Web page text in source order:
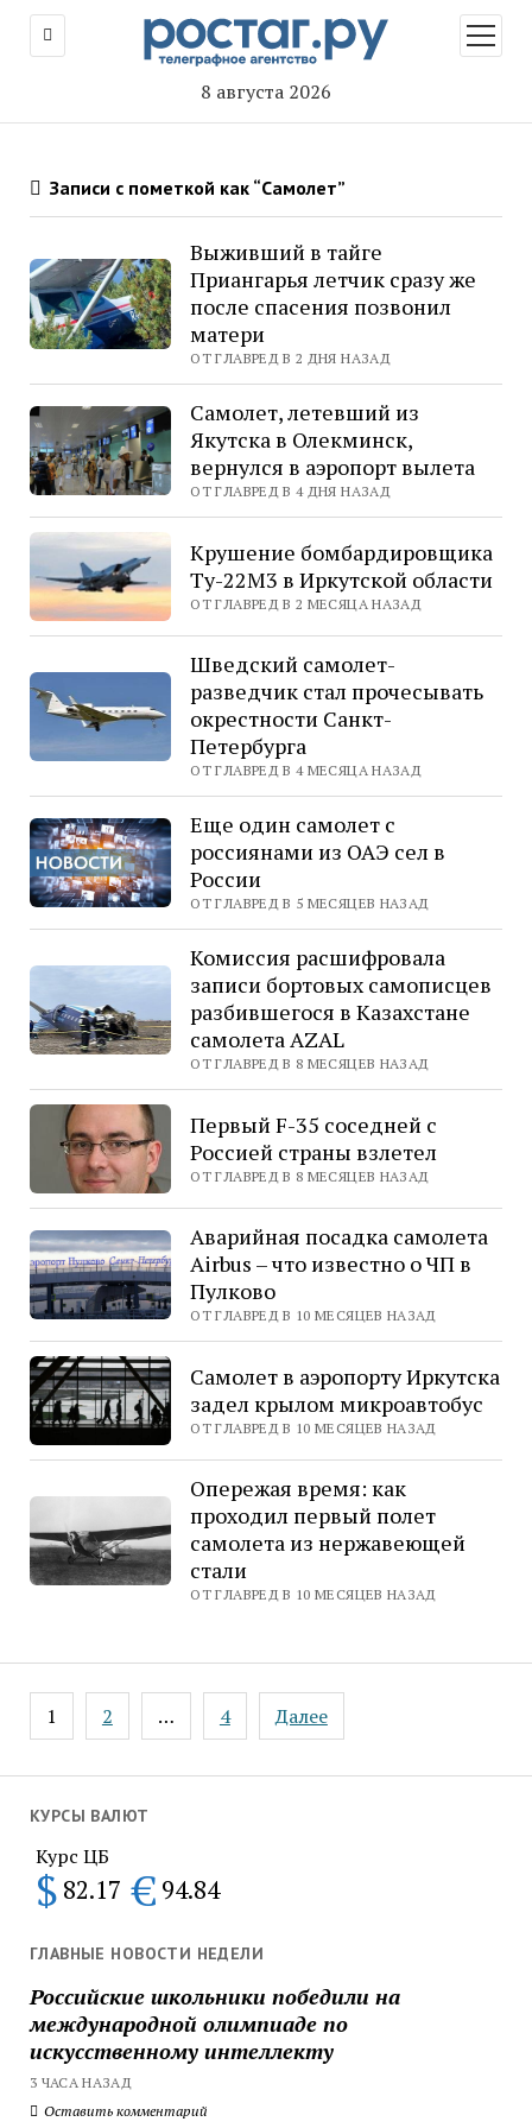
8 августа 2026
меню
КУРСЫ ВАЛЮТ
Курс ЦБ
$ 82.17 € 94.84
ГЛАВНЫЕ НОВОСТИ НЕДЕЛИ
Российские школьники победили на
международной олимпиаде по
искусственному интеллекту
3 ЧАСА НАЗАД
Оставить комментарий
Записи с пометкой как “Самолет”
Выживший в тайге
Приангарья летчик сразу же
после спасения позвонил
матери
ОТ ГЛАВРЕД В 2 ДНЯ НАЗАД
Самолет, летевший из
Якутска в Олекминск,
вернулся в аэропорт вылета
ОТ ГЛАВРЕД В 4 ДНЯ НАЗАД
Крушение бомбардировщика
Ту-22М3 в Иркутской области
ОТ ГЛАВРЕД В 2 МЕСЯЦА НАЗАД
Шведский самолет-
разведчик стал прочесывать
окрестности Санкт-
Петербурга
ОТ ГЛАВРЕД В 4 МЕСЯЦА НАЗАД
Еще один самолет с
россиянами из ОАЭ сел в
России
ОТ ГЛАВРЕД В 5 МЕСЯЦЕВ НАЗАД
Комиссия расшифровала
записи бортовых самописцев
разбившегося в Казахстане
самолета AZAL
ОТ ГЛАВРЕД В 8 МЕСЯЦЕВ НАЗАД
Первый F-35 соседней с
Россией страны взлетел
ОТ ГЛАВРЕД В 8 МЕСЯЦЕВ НАЗАД
Аварийная посадка самолета
Airbus – что известно о ЧП в
Пулково
ОТ ГЛАВРЕД В 10 МЕСЯЦЕВ НАЗАД
Самолет в аэропорту Иркутска
задел крылом микроавтобус
ОТ ГЛАВРЕД В 10 МЕСЯЦЕВ НАЗАД
Опережая время: как
проходил первый полет
самолета из нержавеющей
стали
ОТ ГЛАВРЕД В 10 МЕСЯЦЕВ НАЗАД
Пагинация
записей
1 2 … 4 Далее